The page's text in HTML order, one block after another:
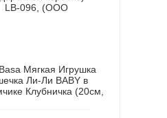
Мягкая Игрушка
Ли-Ли BABY в
Клубничка (20см,